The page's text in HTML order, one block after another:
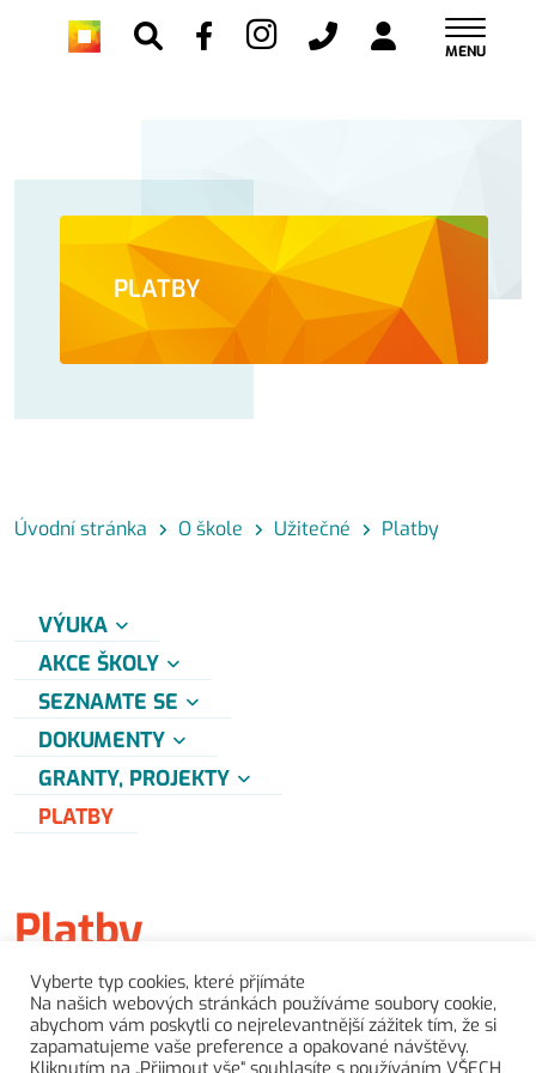
MENU
PLATBY
Úvodní stránka O škole Užitečné Platby
VÝUKA
AKCE ŠKOLY
SEZNAMTE SE
DOKUMENTY
GRANTY, PROJEKTY
PLATBY
Platby
Platby jsou od nového školního roku 2024/2025
realizovány přes školní systém EduPage
Vyberte typ cookies, které přjímáte
Na našich webových stránkách používáme soubory cookie,
abychom vám poskytli co nejrelevantnější zážitek tím, že si
zapamatujeme vaše preference a opakované návštěvy.
Kliknutím na „Přijmout vše“ souhlasíte s používáním VŠECH